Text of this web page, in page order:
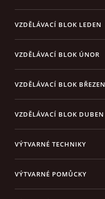
VZDĚLÁVACÍ BLOK LEDEN
VZDĚLÁVACÍ BLOK ÚNOR
VZDĚLÁVACÍ BLOK BŘEZEN
VZDĚLÁVACÍ BLOK DUBEN
VÝTVARNÉ TECHNIKY
VÝTVARNÉ POMŮCKY